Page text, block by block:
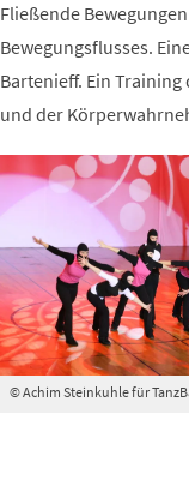
Fließende
Bewegungsflusses.
Bartenieff. Ein
und der
© Achim Steinkuhle für